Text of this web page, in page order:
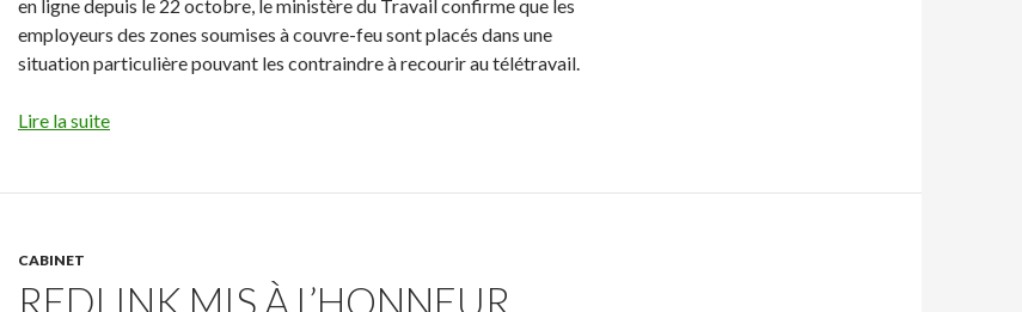
en ligne depuis le 22 octobre, le ministère du Travail confirme que les
employeurs des zones soumises à couvre-feu sont placés dans une
situation particulière pouvant les contraindre à recourir au télétravail.
Lire la suite
CABINET
REDLINK MIS À L’HONNEUR